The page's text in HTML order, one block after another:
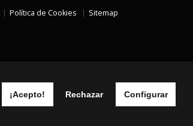
¡Acepto! Rechazar Configurar
Política de Cookies Sitemap